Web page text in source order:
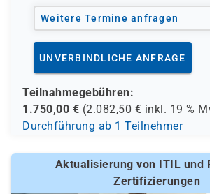
mit erworben werden. Enthalten sind
Axelos Fachbuch, Handout zum
Proctoring. Die Gebühren für die
optionale Prüfungsversicherung sind
genannten Seminarpreis enthalten.
Weitere Termine anfragen
UNVERBINDLICHE ANFRAGE
Teilnahmegebühren:
1.750,00 € (2.082,50 € inkl. 19 %
Durchführung ab 1 Teilnehmer
Aktualisierung von ITIL und
Zertifizierungen